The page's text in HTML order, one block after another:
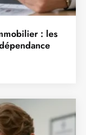
: les